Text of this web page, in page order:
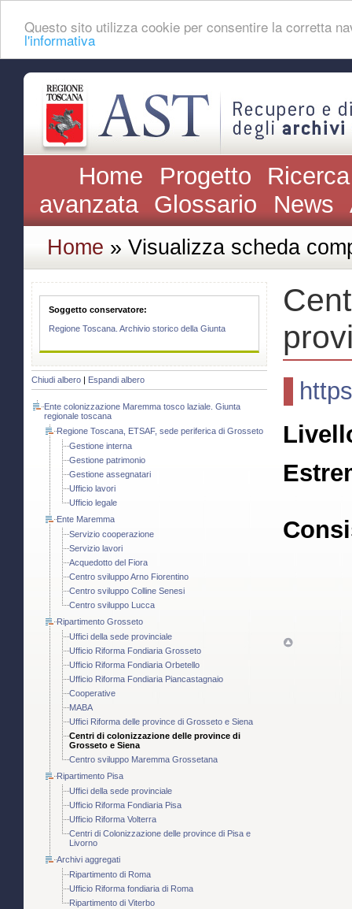
Questo sito utilizza cookie per consentire la corretta
l'informativa
Home Progetto
avanzata Glossario News
Home » Visualizza scheda
Soggetto conservatore:
Regione Toscana. Archivio storico della Giunta
Chiudi albero Espandi albero
Ente colonizzazione Maremma tosco laziale. Giunta
regionale toscana
Regione Toscana, ETSAF, sede periferica di Grosseto
Gestione interna
Gestione patrimonio
Gestione assegnatari
Ufficio lavori
Ufficio legale
Ente Maremma
Servizio cooperazione
Servizio lavori
Acquedotto del Fiora
Centro sviluppo Arno Fiorentino
Centro sviluppo Colline Senesi
Centro sviluppo Lucca
Ripartimento Grosseto
Uffici della sede provinciale
Ufficio Riforma Fondiaria Grosseto
Ufficio Riforma Fondiaria Orbetello
Ufficio Riforma Fondiaria Piancastagnaio
Cooperative
MABA
Uffici Riforma delle province di Grosseto e Siena
Centri di colonizzazione delle province di
Grosseto e Siena
Centro sviluppo Maremma Grossetana
Ripartimento Pisa
Uffici della sede provinciale
Ufficio Riforma Fondiaria Pisa
Ufficio Riforma Volterra
Centri di Colonizzazione delle province di Pisa e
Livorno
Archivi aggregati
Ripartimento di Roma
Ufficio Riforma fondiaria di Roma
Ripartimento di Viterbo